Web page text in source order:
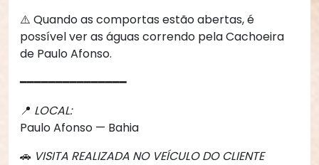
⚠️ Quando as comportas estão abertas, é
possível ver as águas correndo pela Cachoeira
de Paulo Afonso.
━━━━━━━━━━━━━━━
📍 LOCAL:
Paulo Afonso — Bahia
🚗 VISITA REALIZADA NO VEÍCULO DO CLIENTE